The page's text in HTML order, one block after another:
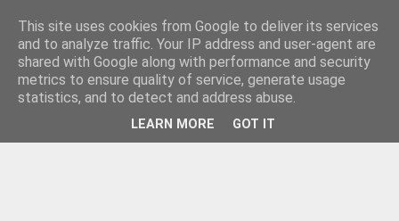
This site uses cookies from Google to deliver its services
and to analyze traffic. Your IP address and user-agent are
shared with Google along with performance and security
metrics to ensure quality of service, generate usage
statistics, and to detect and address abuse.
LEARN MORE GOT IT